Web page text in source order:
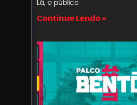
Lá, o público
Continue Lendo »